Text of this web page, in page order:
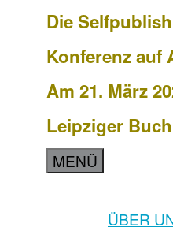
Die
Konferenz auf
Am 21. März
Leipziger
MENÜ
ÜBER